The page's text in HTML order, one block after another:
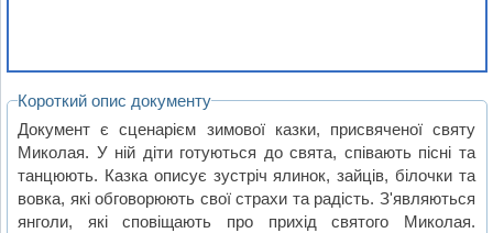
Короткий опис документу
Документ є сценарієм зимової казки, присвяченої святу
Миколая. У ній діти готуються до свята, співають пісні та
танцюють. Казка описує зустріч ялинок, зайців, білочки та
вовка, які обговорюють свої страхи та радість. З'являються
янголи, які сповіщають про прихід святого Миколая.